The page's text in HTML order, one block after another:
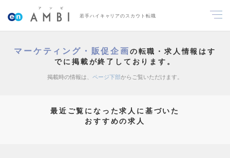
若手ハイキャリアのスカウト転職
マーケティング・販促企画の転職・求人情報はす
でに掲載が終了しております。
掲載時の情報は、 ページ下部からご覧いただけます。
最近ご覧になった求人に基づいた
おすすめの求人